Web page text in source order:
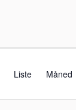
Liste Måned